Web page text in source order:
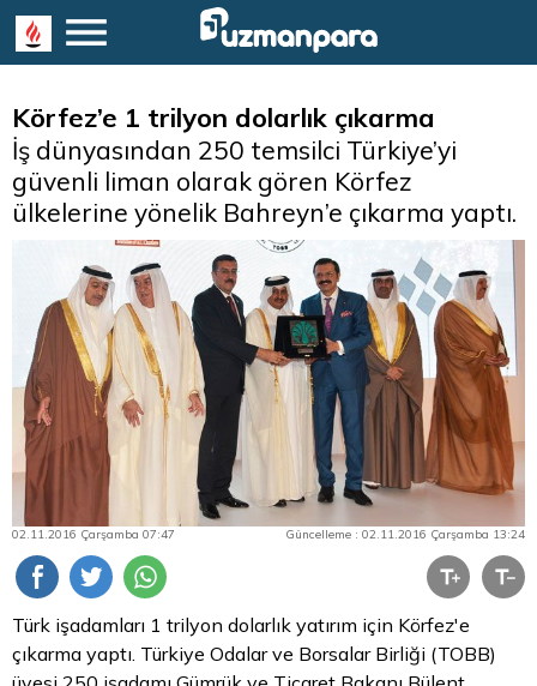
Körfez’e 1 trilyon dolarlık çıkarma
İş dünyasından 250 temsilci Türkiye’yi
güvenli liman olarak gören Körfez
ülkelerine yönelik Bahreyn’e çıkarma yaptı.
02.11.2016 Çarşamba 07:47 Güncelleme : 02.11.2016 Çarşamba 13:24
Türk işadamları 1 trilyon dolarlık yatırım için Körfez'e
çıkarma yaptı. Türkiye Odalar ve Borsalar Birliği (TOBB)